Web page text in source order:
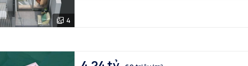
4